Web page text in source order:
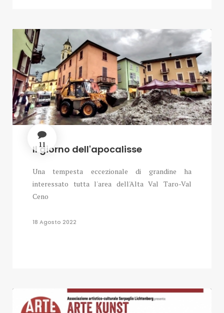
11
Il giorno dell'apocalisse
Una tempesta eccezionale di grandine ha
interessato tutta l'area dell'Alta Val Taro-Val
Ceno
18 Agosto 2022